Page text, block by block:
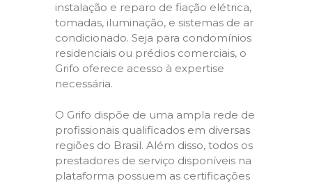
instalação e reparo de fiação elétrica,
tomadas, iluminação, e sistemas de ar
condicionado. Seja para condomínios
residenciais ou prédios comerciais, o
Grifo oferece acesso à expertise
necessária.
O Grifo dispõe de uma ampla rede de
profissionais qualificados em diversas
regiões do Brasil. Além disso, todos os
prestadores de serviço disponíveis na
plataforma possuem as certificações